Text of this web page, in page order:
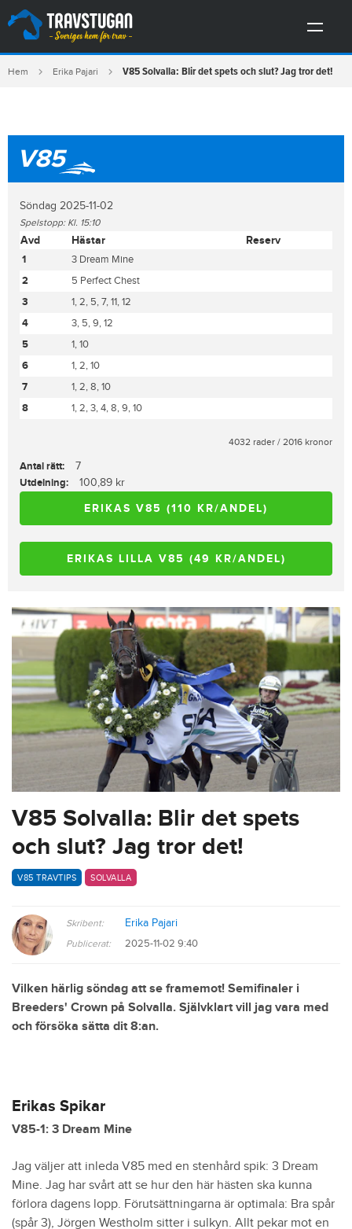
Hem Erika Pajari V85 Solvalla: Blir det spets och slut? Jag tror det!
V85
Söndag 2025-11-02
Spelstopp: Kl. 15:10
Avd Hästar Reserv
1
3 Dream Mine
2
5 Perfect Chest
3
1, 2, 5, 7, 11, 12
4
3, 5, 9, 12
5
1, 10
6
1, 2, 10
7
1, 2, 8, 10
8
1, 2, 3, 4, 8, 9, 10
4032 rader / 2016 kronor
Antal rätt:
7
Utdelning:
100,89 kr
ERIKAS V85 (110 KR/ANDEL)
ERIKAS LILLA V85 (49 KR/ANDEL)
V85 Solvalla: Blir det spets
och slut? Jag tror det!
V85 TRAVTIPS SOLVALLA
Skribent: Erika Pajari
Publicerat: 2025-11-02 9:40
Vilken härlig söndag att se framemot! Semifinaler i
Breeders' Crown på Solvalla. Självklart vill jag vara med
och försöka sätta dit 8:an.
Erikas Spikar
V85-1: 3 Dream Mine
Jag väljer att inleda V85 med en stenhård spik: 3 Dream
Mine. Jag har svårt att se hur den här hästen ska kunna
förlora dagens lopp. Förutsättningarna är optimala: Bra spår
(spår 3), Jörgen Westholm sitter i sulkyn. Allt pekar mot en